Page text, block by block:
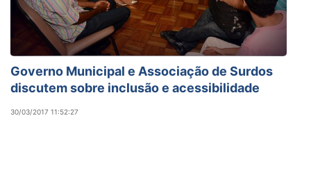
Governo Municipal e Associação de Surdos
discutem sobre inclusão e acessibilidade
30/03/2017 11:52:27